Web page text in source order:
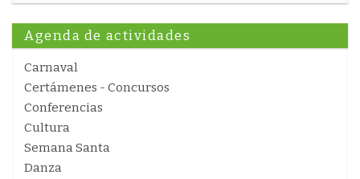
Agenda de actividades
Carnaval
Certámenes - Concursos
Conferencias
Cultura
Semana Santa
Danza